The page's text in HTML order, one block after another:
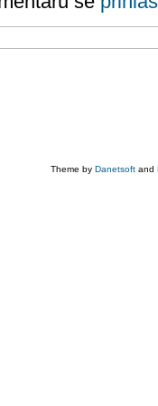
Theme by Danetsoft and